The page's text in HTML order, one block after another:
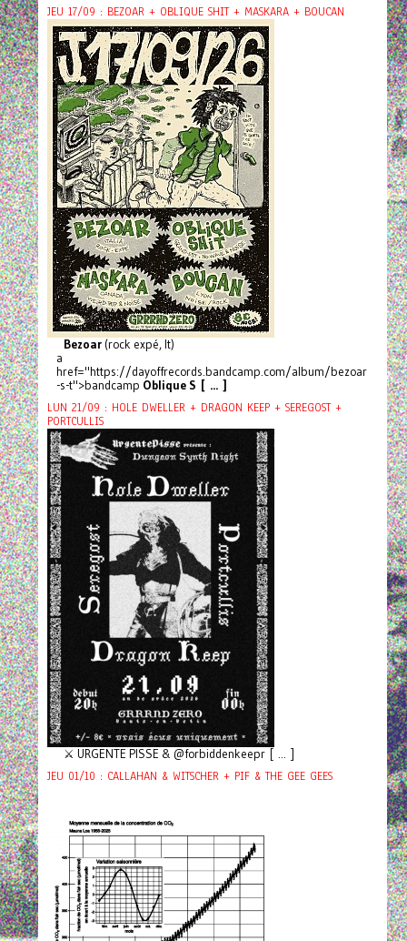
JEU 17/09 : BEZOAR + OBLIQUE SHIT + MASKARA + BOUCAN
Bezoar(rock expé, It)
a
href="https://dayoffrecords.bandcamp.com/album/bezoar
-s-t">bandcamp Oblique S [ ... ]
LUN 21/09 : HOLE DWELLER + DRAGON KEEP + SEREGOST +
PORTCULLIS
⚔️ URGENTE PISSE & @forbiddenkeepr [ ... ]
JEU 01/10 : CALLAHAN & WITSCHER + PIF & THE GEE GEES